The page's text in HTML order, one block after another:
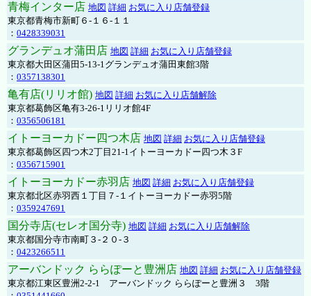
青梅インター店 地図 詳細 お気に入り店舗登録
東京都青梅市新町６-１６-１１
： 0428339031
グランデュオ蒲田店 地図 詳細 お気に入り店舗登録
東京都大田区蒲田5-13-1グランデュオ蒲田東館3階
： 0357138301
亀有店(リリオ館) 地図 詳細 お気に入り店舗解除
東京都葛飾区亀有3-26-1リリオ館4F
： 0356506181
イトーヨーカドー四つ木店 地図 詳細 お気に入り店舗登録
東京都葛飾区四つ木2丁目21-1イトーヨーカドー四つ木３F
： 0356715901
イトーヨーカドー赤羽店 地図 詳細 お気に入り店舗登録
東京都北区赤羽西１丁目７-１イトーヨーカドー赤羽5階
： 0359247691
国分寺店(セレオ国分寺) 地図 詳細 お気に入り店舗解除
東京都国分寺市南町３-２０-３
： 0423266511
アーバンドック ららぽーと豊洲店 地図 詳細 お気に入り店舗登録
東京都江東区豊洲2-2-1 アーバンドック ららぽーと豊洲３ 3階